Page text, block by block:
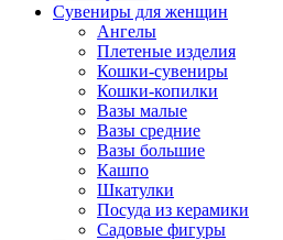
Сувениры для женщин
Ангелы
Плетеные изделия
Кошки-сувениры
Кошки-копилки
Вазы малые
Вазы средние
Вазы большие
Кашпо
Шкатулки
Посуда из керамики
Садовые фигуры